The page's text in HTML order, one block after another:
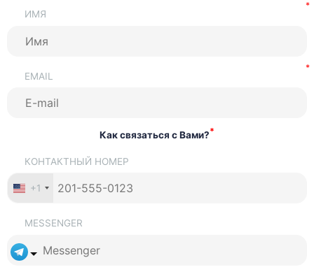
ИМЯ
EMAIL
Как связаться с Вами?*
КОНТАКТНЫЙ НОМЕР
+1
MESSENGER